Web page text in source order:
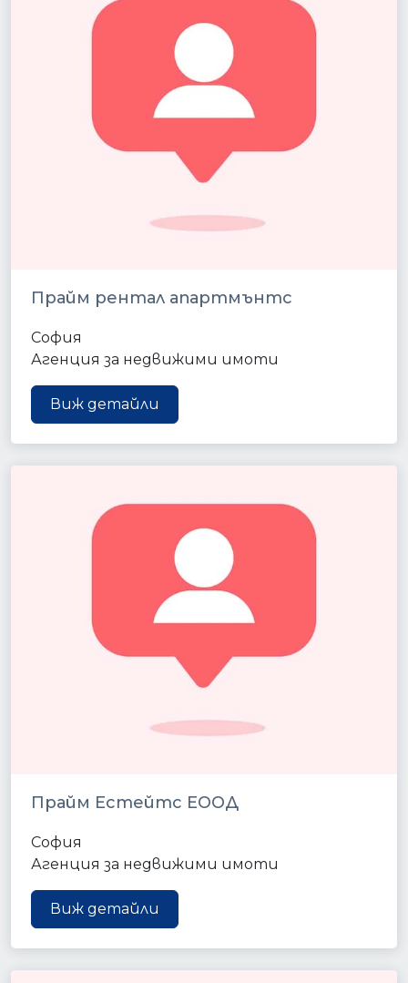
Прайм рентал апартмънтс
София
Агенция за недвижими имоти
Виж детайли
Прайм Естейтс ЕООД
София
Агенция за недвижими имоти
Виж детайли